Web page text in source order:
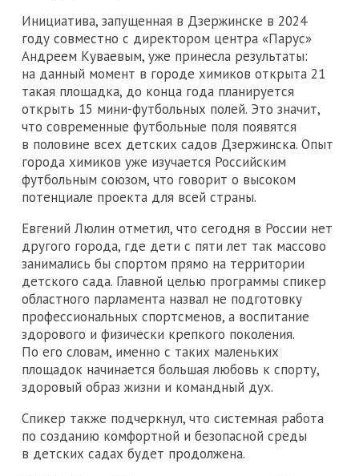
Инициатива, запущенная в Дзержинске в 2024
году совместно с директором центра «Парус»
Андреем Куваевым, уже принесла результаты:
на данный момент в городе химиков открыта 21
такая площадка, до конца года планируется
открыть 15 мини-футбольных полей. Это значит,
что современные футбольные поля появятся
в половине всех детских садов Дзержинска. Опыт
города химиков уже изучается Российским
футбольным союзом, что говорит о высоком
потенциале проекта для всей страны.
Евгений Люлин отметил, что сегодня в России нет
другого города, где дети с пяти лет так массово
занимались бы спортом прямо на территории
детского сада. Главной целью программы спикер
областного парламента назвал не подготовку
профессиональных спортсменов, а воспитание
здорового и физически крепкого поколения.
По его словам, именно с таких маленьких
площадок начинается большая любовь к спорту,
здоровый образ жизни и командный дух.
Спикер также подчеркнул, что системная работа
по созданию комфортной и безопасной среды
в детских садах будет продолжена.